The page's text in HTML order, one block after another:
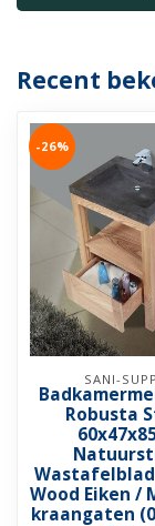
Recent
-26%
SANI-
Robusta
Wastafelblad
Wood Eiken /
kraangaten